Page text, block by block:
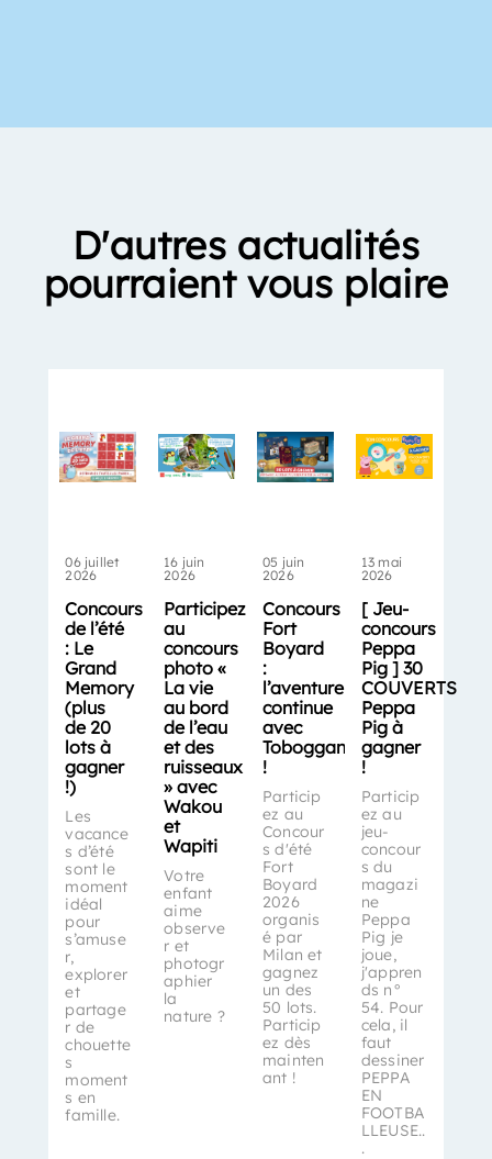
D'autres actualités
pourraient vous plaire
06 juillet
2026
Concours
de l’été
: Le
Grand
Memory
(plus
de 20
lots à
gagner
!)
Les
vacance
s d’été
sont le
moment
idéal
pour
s’amuse
r,
explorer
et
partage
r de
chouette
s
moment
s en
famille.
16 juin
2026
Participez
au
concours
photo «
La vie
au bord
de l’eau
et des
ruisseaux
» avec
Wakou
et
Wapiti
Votre
enfant
aime
observe
r et
photogr
aphier
la
nature ?
05 juin
2026
Concours
Fort
Boyard
:
l’aventure
continue
avec
Toboggan
!
Particip
ez au
Concour
s d'été
Fort
Boyard
2026
organis
é par
Milan et
gagnez
un des
50 lots.
Particip
ez dès
mainten
ant !
13 mai
2026
[ Jeu-
concours
Peppa
Pig ] 30
COUVERTS
Peppa
Pig à
gagner
!
Particip
ez au
jeu-
concour
s du
magazi
ne
Peppa
Pig je
joue,
j'appren
ds n°
54. Pour
cela, il
faut
dessiner
PEPPA
EN
FOOTBA
LLEUSE..
.